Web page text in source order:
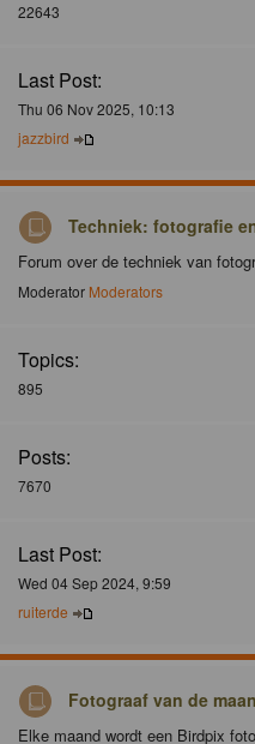
22643
Last Post:
Thu 06 Nov 2025, 10:13
jazzbird
Techniek: fotografie
Forum over de techniek van
Moderator Moderators
Topics:
895
Posts:
7670
Last Post:
Wed 04 Sep 2024, 9:59
ruiterde
Fotograaf van de
Elke maand wordt een Birdpix